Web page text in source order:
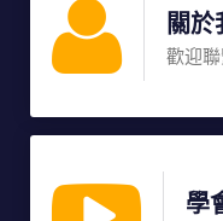
關於
歡迎
學